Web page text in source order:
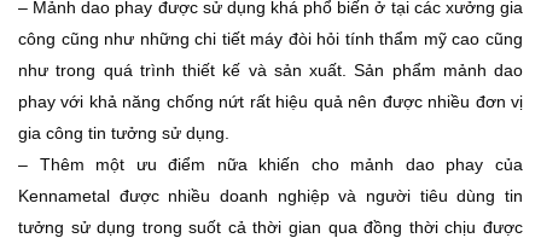
– Mảnh dao phay được sử dụng khá phổ biến ở tại các xưởng gia
công cũng như những chi tiết máy đòi hỏi tính thẩm mỹ cao cũng
như trong quá trình thiết kế và sản xuất. Sản phẩm mảnh dao
phay với khả năng chống nứt rất hiệu quả nên được nhiều đơn vị
gia công tin tưởng sử dụng.
– Thêm một ưu điểm nữa khiến cho mảnh dao phay của
Kennametal được nhiều doanh nghiệp và người tiêu dùng tin
tưởng sử dụng trong suốt cả thời gian qua đồng thời chịu được